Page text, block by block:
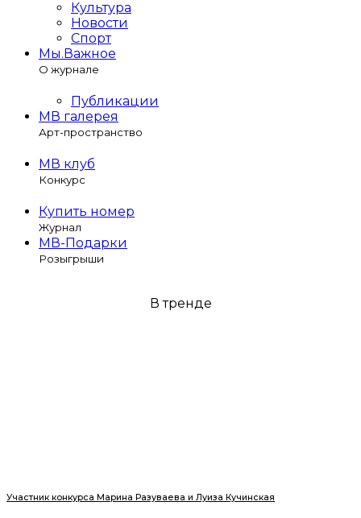
Культура
Новости
Спорт
Мы.Важное
О журнале
Публикации
МВ галерея
Арт-пространство
МВ клуб
Конкурс
Купить номер
Журнал
МВ-Подарки
Розыгрыши
В тренде
Участник конкурса Марина Разуваева и Луиза Кучинская